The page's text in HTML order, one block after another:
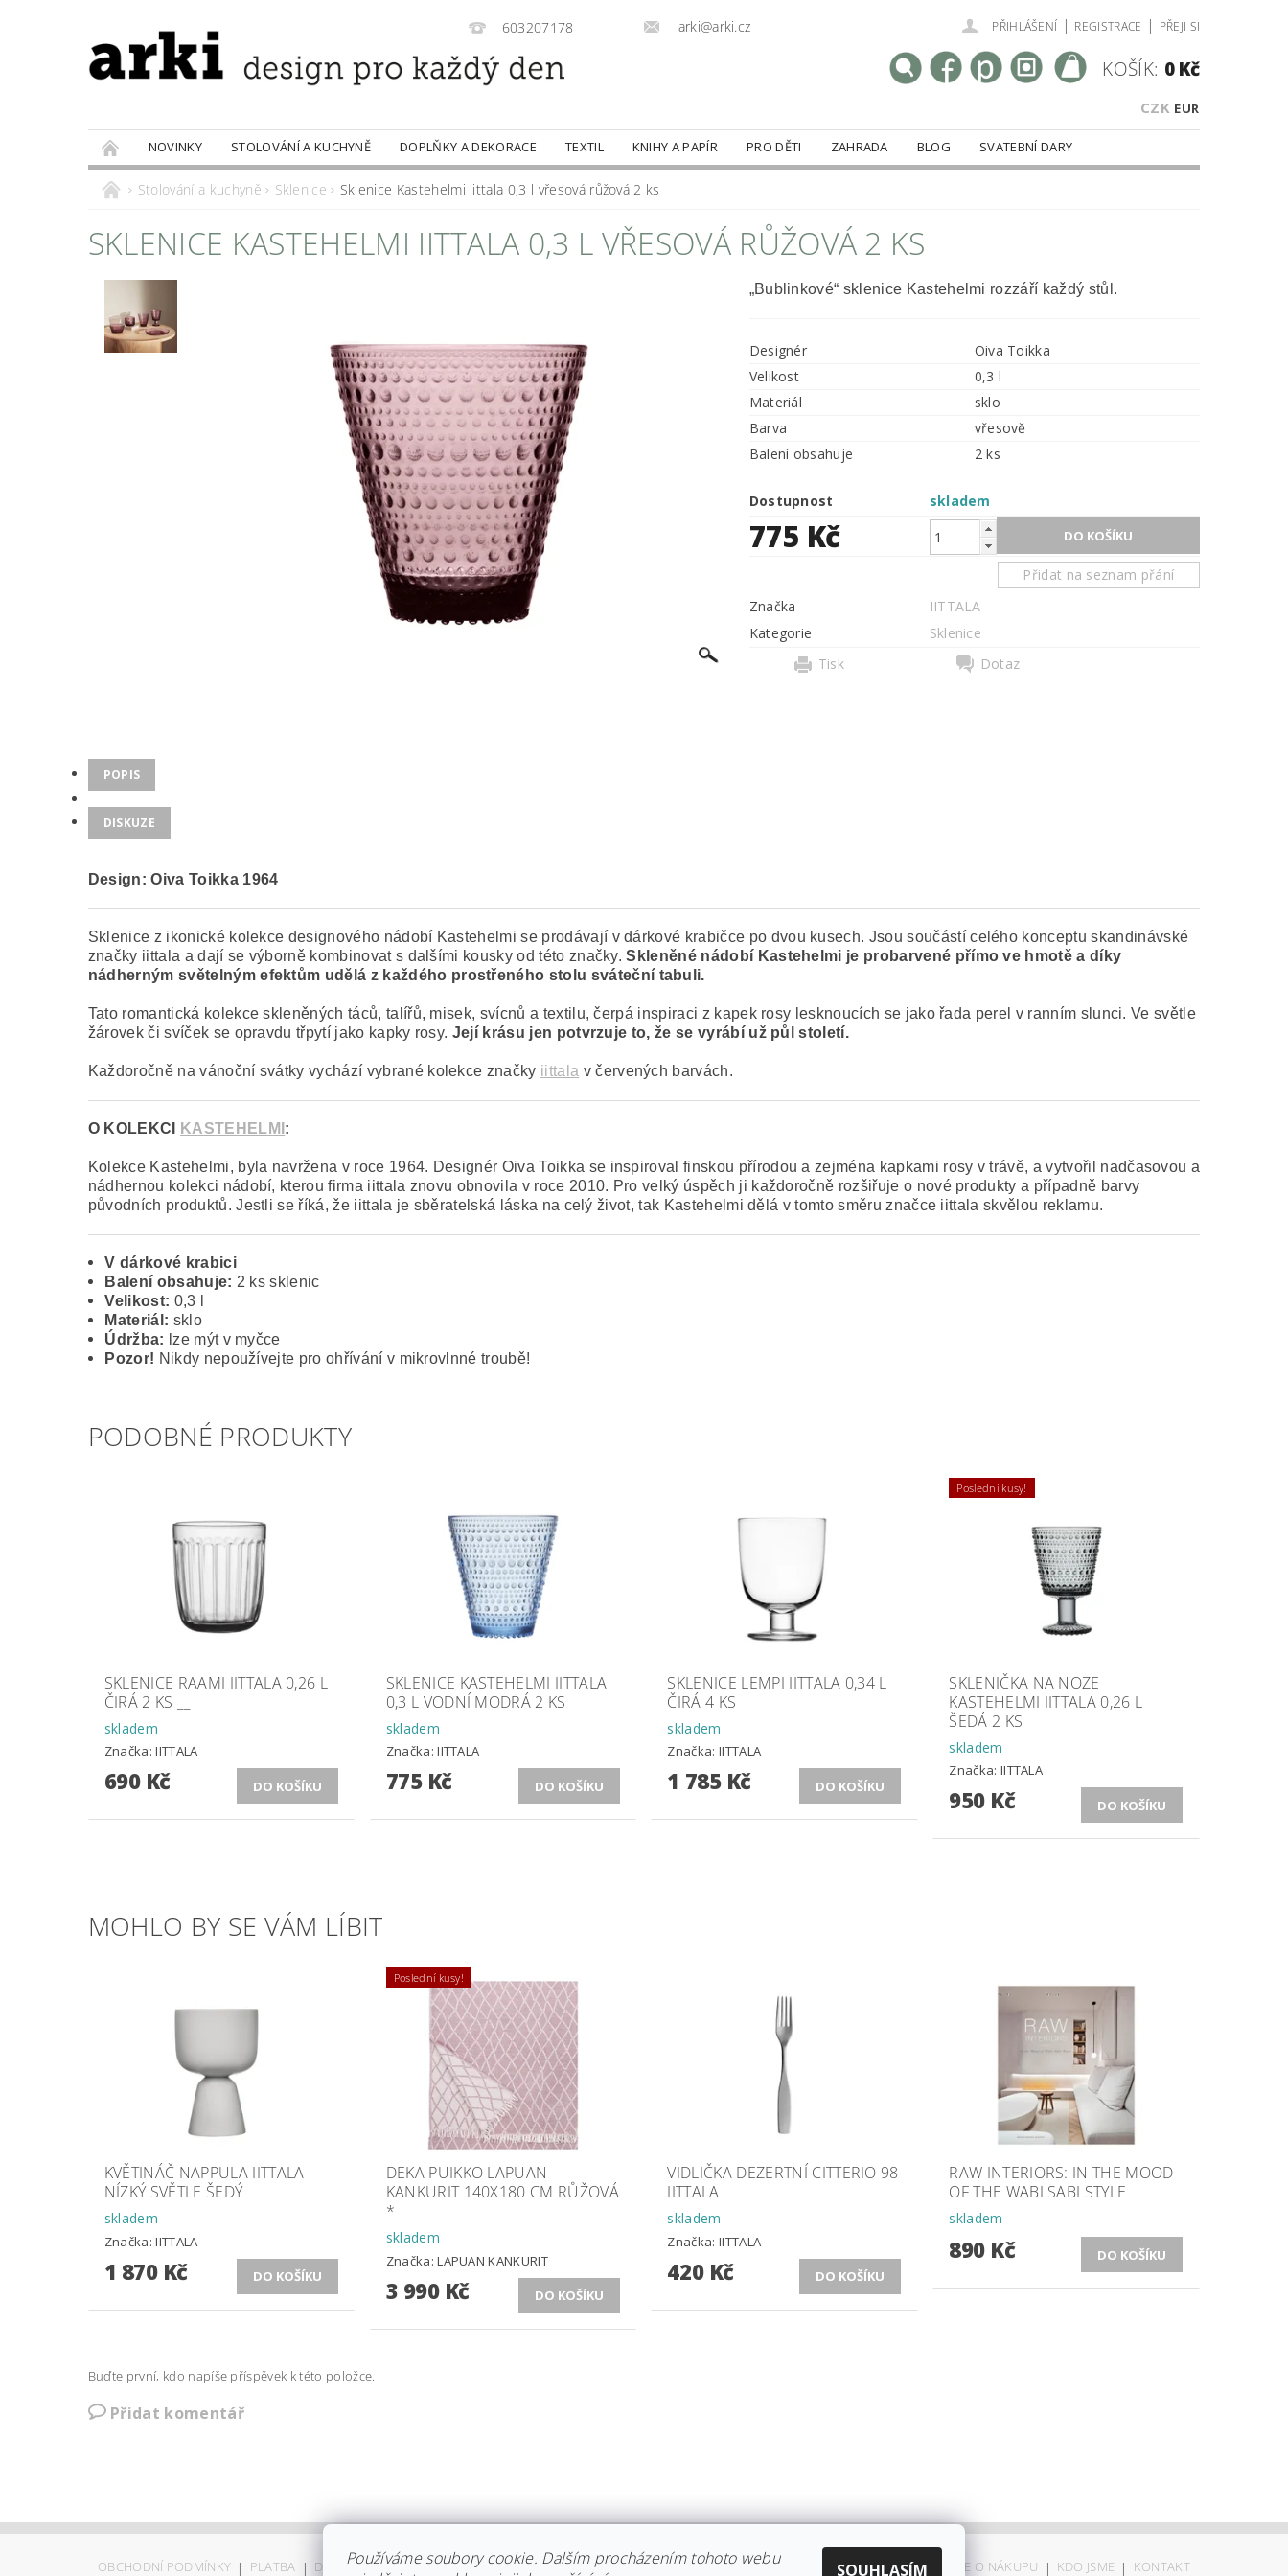
603207178 arki@arki.cz PŘIHLÁŠENÍ | REGISTRACE | PŘEJI SI
CZK EUR
KOŠÍK: 0 Kč
NOVINKY STOLOVÁNÍ A KUCHYNĚ DOPLŇKY A DEKORACE TEXTIL KNIHY A PAPÍR PRO DĚTI ZAHRADA BLOG
SVATEBNÍ DARY
PRODÁVANÉ ZNAČKY
DOBROTY
Stolování a kuchyně Sklenice Sklenice Kastehelmi iittala 0,3 l vřesová růžová 2 ks
SKLENICE KASTEHELMI IITTALA 0,3 L VŘESOVÁ RŮŽOVÁ 2 KS
„Bublinkové“ sklenice Kastehelmi rozzáří každý stůl.
Designér
Oiva Toikka
Velikost
0,3 l
Materiál
sklo
Barva
vřesově
Balení obsahuje
2 ks
Dostupnost skladem
775 Kč
Přidat na seznam přání
Značka
IITTALA
Kategorie
Sklenice
Tisk
Dotaz
POPIS
DISKUZE
Design: Oiva Toikka 1964
Sklenice z ikonické kolekce designového nádobí Kastehelmi se prodávají v dárkové krabičce po dvou kusech. Jsou součástí celého konceptu skandinávské
značky iittala a dají se výborně kombinovat s dalšími kousky od této značky.Skleněné nádobí Kastehelmi je probarvené přímo ve hmotě a díky
nádherným světelným efektům udělá z každého prostřeného stolu sváteční tabuli.
Tato romantická kolekce skleněných táců, talířů, misek, svícnů a textilu, čerpá inspiraci z kapek rosy lesknoucích se jako řada perel v ranním slunci. Ve světle
žárovek či svíček se opravdu třpytí jako kapky rosy. Její krásu jen potvrzuje to, že se vyrábí už půl století.
Každoročně na vánoční svátkyvychází vybrané kolekce značky iittala v červených barvách.
O KOLEKCI KASTEHELMI :
Kolekce Kastehelmi, byla navržena v roce 1964. Designér Oiva Toikka se inspiroval finskou přírodou a zejména kapkami rosy v trávě, a vytvořil nadčasovou a
nádhernou kolekci nádobí, kterou firma iittala znovu obnovila v roce 2010. Pro velký úspěch ji každoročně rozšiřuje o nové produkty a případně barvy
původních produktů. Jestli se říká, že iittala je sběratelská láska na celý život, tak Kastehelmi dělá v tomto směru značce iittala skvělou reklamu.
V dárkové krabici
Balení obsahuje: 2 ks sklenic
Velikost: 0,3 l
Materiál: sklo
Údržba: lze mýt v myčce
Pozor! Nikdy nepoužívejte pro ohřívání v mikrovlnné troubě!
PODOBNÉ PRODUKTY
SKLENICE RAAMI IITTALA 0,26 L
ČIRÁ 2 KS __
skladem
Značka:IITTALA
690 Kč
SKLENICE KASTEHELMI IITTALA
0,3 L VODNÍ MODRÁ 2 KS
skladem
Značka:IITTALA
775 Kč
SKLENICE LEMPI IITTALA 0,34 L
ČIRÁ 4 KS
skladem
Značka:IITTALA
1 785 Kč
Poslední kusy!
SKLENIČKA NA NOZE
KASTEHELMI IITTALA 0,26 L
ŠEDÁ 2 KS
skladem
Značka: IITTALA
950 Kč
MOHLO BY SE VÁM LÍBIT
KVĚTINÁČ NAPPULA IITTALA
NÍZKÝ SVĚTLE ŠEDÝ
skladem
Značka:IITTALA
1 870 Kč
Poslední kusy!
DEKA PUIKKO LAPUAN
KANKURIT 140X180 CM RŮŽOVÁ
*
skladem
Značka:LAPUAN KANKURIT
3 990 Kč
VIDLIČKA DEZERTNÍ CITTERIO 98
IITTALA
skladem
Značka:IITTALA
420 Kč
RAW INTERIORS: IN THE MOOD
OF THE WABI SABI STYLE
skladem
890 Kč
Buďte první, kdo napíše příspěvek k této položce.
Přidat komentář
OBCHODNÍ PODMÍNKY | PLATBA | DOPRAVA | KOLEKCE IITTALA | KOLEKCE STELTON | DISTRIBUCE IITTALA | REKLAMACE/ODSTOUPENÍ VŠE O NÁKUPU | KDO JSME | KONTAKT
Používáme soubory cookie. Dalším procházením tohoto webu
SOUHLASÍM